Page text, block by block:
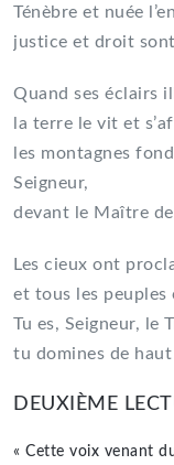
Ténèbre et nuée
justice et droit
Quand ses éclairs
la terre le vit et
les montagnes
Seigneur,
devant le Maître
Les cieux ont
et tous les peuples
Tu es, Seigneur, le
tu domines de
DEUXIÈME
« Cette voix venant